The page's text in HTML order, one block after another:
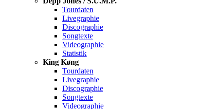
Tourdaten
Livegraphie
Discographie
Songtexte
Videographie
Statistik
King Køng
Tourdaten
Livegraphie
Discographie
Songtexte
Videographie